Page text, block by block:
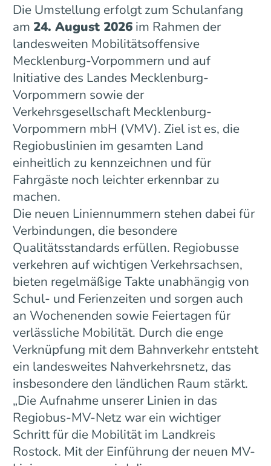
Die Umstellung erfolgt zum Schulanfang
am 24. August 2026im Rahmen der
landesweiten Mobilitätsoffensive
Mecklenburg-Vorpommern und auf
Initiative des Landes Mecklenburg-
Vorpommern sowie der
Verkehrsgesellschaft Mecklenburg-
Vorpommern mbH (VMV). Ziel ist es, die
Regiobuslinien im gesamten Land
einheitlich zu kennzeichnen und für
Fahrgäste noch leichter erkennbar zu
machen.
Die neuen Liniennummern stehen dabei für
Verbindungen, die besondere
Qualitätsstandards erfüllen. Regiobusse
verkehren auf wichtigen Verkehrsachsen,
bieten regelmäßige Takte unabhängig von
Schul- und Ferienzeiten und sorgen auch
an Wochenenden sowie Feiertagen für
verlässliche Mobilität. Durch die enge
Verknüpfung mit dem Bahnverkehr entsteht
ein landesweites Nahverkehrsnetz, das
insbesondere den ländlichen Raum stärkt.
„Die Aufnahme unserer Linien in das
Regiobus-MV-Netz war ein wichtiger
Schritt für die Mobilität im Landkreis
Rostock. Mit der Einführung der neuen MV-